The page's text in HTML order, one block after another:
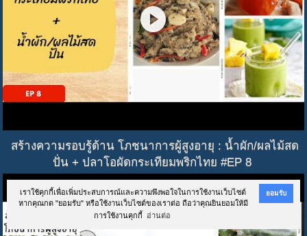
เราใช้คุกกี้เพื่อเพิ่มประสบการณ์และความพึงพอใจในการใช้งานเว็บไซต์
หากคุณกด "ยอมรับ" หรือใช้งานเว็บไซต์ของเราต่อ ถือว่าคุณยินยอมให้มี
การใช้งานคุกกี้
อ่านต่อ
ยอมรับ
play_circle
สร้างความรอบรู้ด้าน โภชนาการผู้สูงอายุ : น้ำผัก/ผลไม้สด
ปั่น + ปลาโอผัดกระเทียมพริกไทย #EP 8